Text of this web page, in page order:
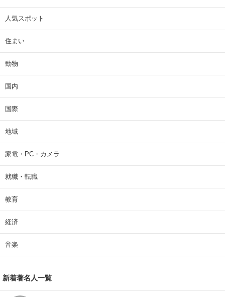
人気スポット
住まい
動物
国内
国際
地域
家電・PC・カメラ
就職・転職
教育
経済
音楽
新着著名人一覧